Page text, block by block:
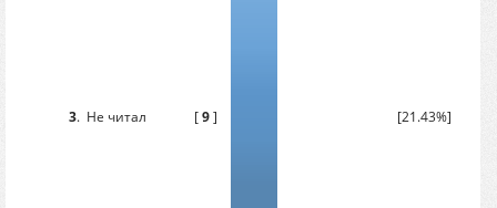
3. Не читал [9] [21.43%]